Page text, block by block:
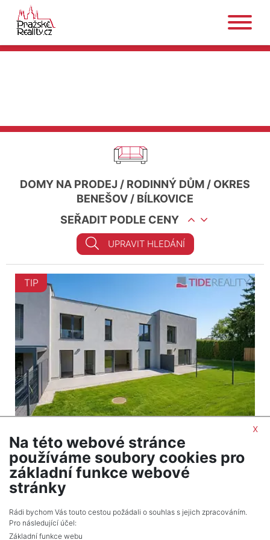
DOMY NA PRODEJ / RODINNÝ DŮM / OKRES
BENEŠOV / BÍLKOVICE
SEŘADIT PODLE CENY
UPRAVIT HLEDÁNÍ
TIP
Dům na prodej / rodinný dům / 147 m
Praha
18 800 000 Kč (za nemovitost) Cena + provize
RK, Cena k jednání
x
Na této webové stránce
používáme soubory cookies pro
základní funkce webové
stránky
Rádi bychom Vás touto cestou požádali o souhlas s jejich zpracováním.
Pro následující účel:
Základní funkce webu